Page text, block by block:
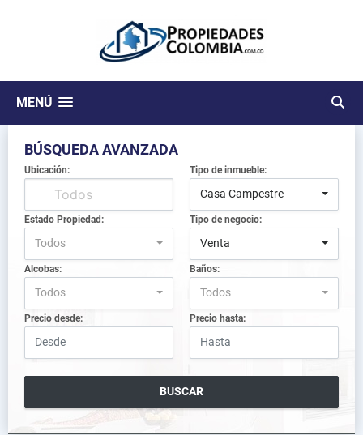
MENÚ
BÚSQUEDA AVANZADA
Ubicación: Tipo de inmueble:
Casa Campestre
Estado Propiedad:
Todos
Tipo de negocio:
Venta
Alcobas:
Todos
Baños:
Todos
Precio desde: Precio hasta:
BUSCAR